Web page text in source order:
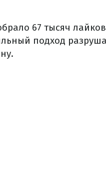
67 тысяч
подход